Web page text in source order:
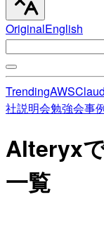
OriginalEnglish
TrendingAWS
社説明会勉強会事
Alteryx
一覧